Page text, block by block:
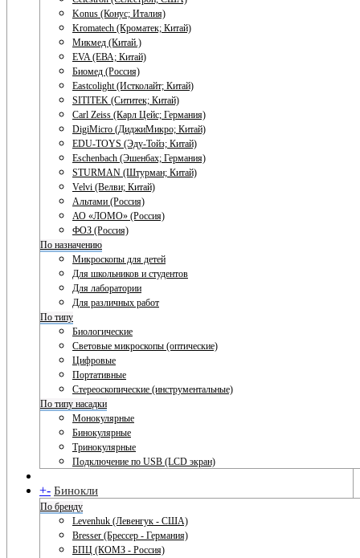
Konus (Конус; Италия)
Kromatech (Кроматек; Китай)
Микмед (Китай.)
EVA (ЕВА; Китай)
Биомед (Россия)
Eastcolight (Истколайт; Китай)
SITITEK (Сититек; Китай)
Carl Zeiss (Карл Цейс; Германия)
DigiMicro (ДиджиМикро; Китай)
EDU-TOYS (Эду-Тойз; Китай)
Eschenbach (Эшенбах; Германия)
STURMAN (Штурман; Китай)
Velvi (Велви; Китай)
Альтами (Россия)
АО «ЛОМО» (Россия)
ФОЗ (Россия)
По назначению
Микроскопы для детей
Для школьников и студентов
Для лаборатории
Для различных работ
По типу
Биологические
Световые микроскопы (оптические)
Цифровые
Портативные
Стереоскопические (инструментальные)
По типу насадки
Монокулярные
Бинокулярные
Тринокулярные
Подключение по USB (LCD экран)
+- Бинокли
По бренду
Levenhuk (Левенгук - США)
Bresser (Брессер - Германия)
БПЦ (КОМЗ - Россия)